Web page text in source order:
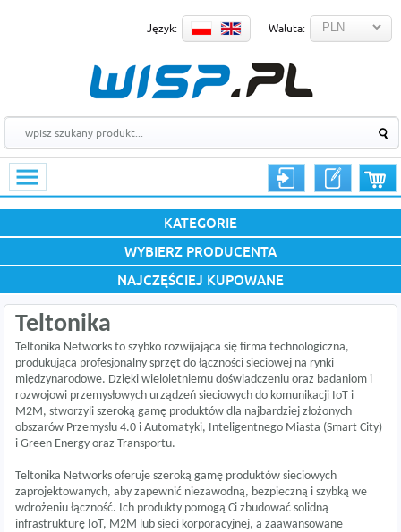
Język: Waluta:
KATEGORIE
WYBIERZ PRODUCENTA
NAJCZĘŚCIEJ KUPOWANE
Teltonika
Teltonika Networks to szybko rozwijająca się firma technologiczna,
produkująca profesjonalny sprzęt do łączności sieciowej na rynki
międzynarodowe. Dzięki wieloletniemu doświadczeniu oraz badaniom i
rozwojowi przemysłowych urządzeń sieciowych do komunikacji IoT i
M2M, stworzyli szeroką gamę produktów dla najbardziej złożonych
obszarów Przemysłu 4.0 i Automatyki, Inteligentnego Miasta (Smart City)
i Green Energy oraz Transportu.
Teltonika Networks oferuje szeroką gamę produktów sieciowych
zaprojektowanych, aby zapewnić niezawodną, ​​bezpieczną i szybką we
wdrożeniu łączność. Ich produkty pomogą Ci zbudować solidną
infrastrukturę IoT, M2M lub sieci korporacyjnej, a zaawansowane